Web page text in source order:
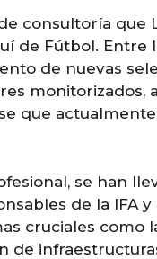
consultoría que
de Fútbol. Entre
de nuevas
monitorizados,
que
se han
de la IFA y
cruciales como
de